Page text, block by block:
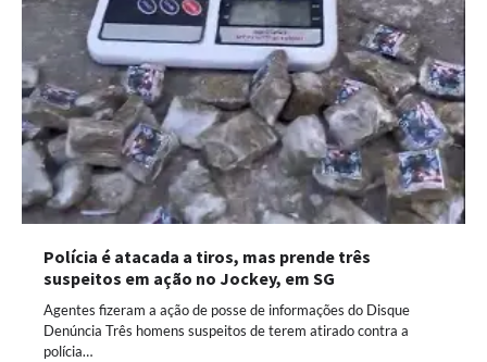
Polícia é atacada a tiros, mas prende três
suspeitos em ação no Jockey, em SG
Agentes fizeram a ação de posse de informações do Disque
Denúncia Três homens suspeitos de terem atirado contra a
polícia…